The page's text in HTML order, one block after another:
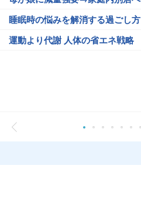
睡眠時の悩みを解消する過ごし方
運動より代謝 人体の省エネ戦略